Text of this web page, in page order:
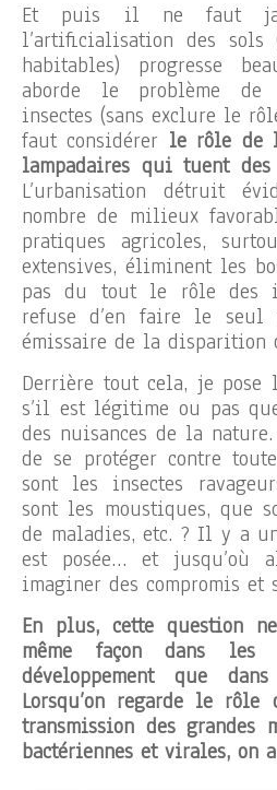
Et puis il ne faut
l’artificialisation des sols
habitables) progresse
aborde le problème
insectes (sans exclure le
faut considérer le rôle de
lampadaires qui tuent des
L’urbanisation détruit
nombre de milieux
pratiques agricoles,
extensives, éliminent les
pas du tout le rôle des
refuse d’en faire le
émissaire de la disparition
Derrière tout cela, je pose
s’il est légitime ou pas
des nuisances de la
de se protéger contre
sont les insectes
sont les moustiques, que
de maladies, etc. ? Il y a
est posée… et jusqu’où
imaginer des compromis et
En plus, cette question
même façon dans
développement que
Lorsqu’on regarde le rôle
transmission des grandes
bactériennes et virales, on